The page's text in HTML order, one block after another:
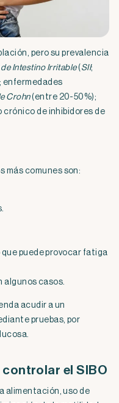
pero su prevalencia
Intestino Irritable( SII;
enfermedades
Crohn(entre 20-50%);
crónico de inhibidores de
más comunes son:
puede provocar fatiga
algunos casos.
acudir a un
pruebas, por
el SIBO
alimentación, uso de